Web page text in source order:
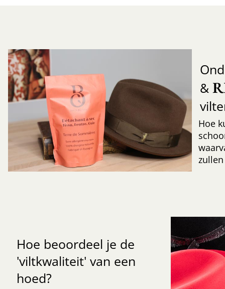
&
Hoe
Hoe beoordeel je de
'viltkwaliteit' van een
hoed?